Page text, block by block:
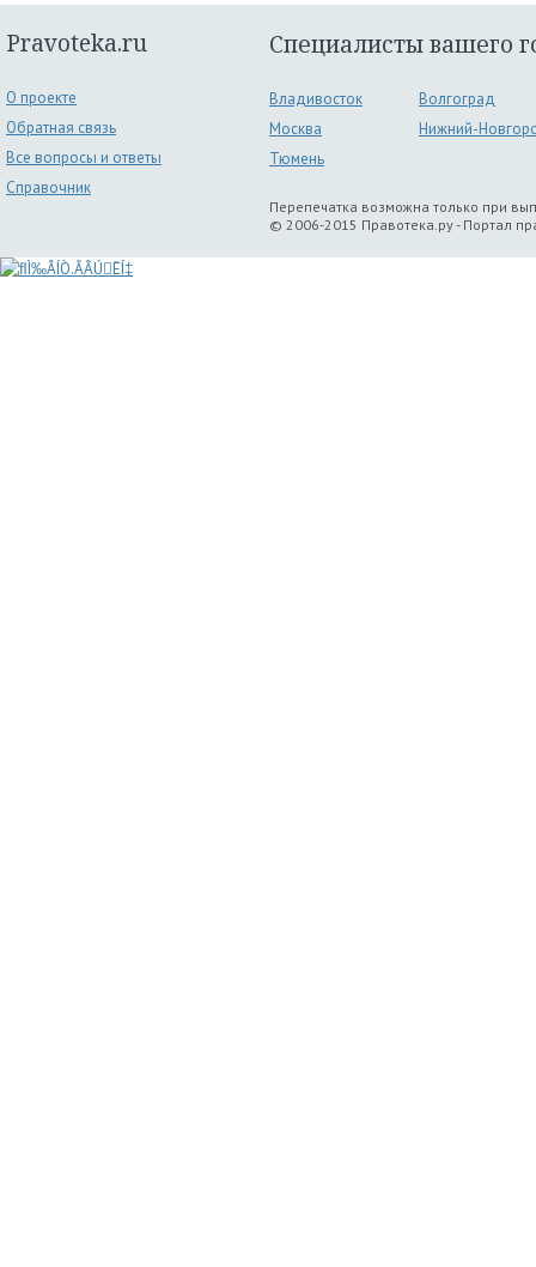
Pravoteka.ru
О проекте
Обратная связь
Все вопросы и ответы
Справочник
Специалисты вашего
Владивосток
Волгоград
Москва
Нижний-
Тюмень
Перепечатка возможна только при
© 2006-2015 Правотека.ру - Портал